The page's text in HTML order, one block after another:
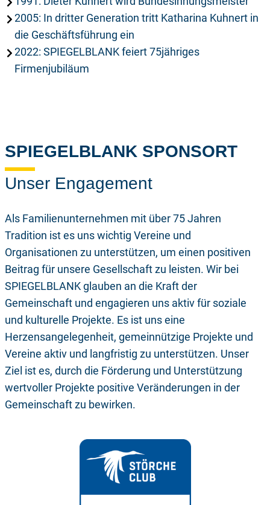
2005: In dritter Generation tritt Katharina Kuhnert in
die Geschäftsführung ein
2022: SPIEGELBLANK feiert 75jähriges
Firmenjubiläum
SPIEGELBLANK SPONSORT
Unser Engagement
Als Familienunternehmen mit über 75 Jahren
Tradition ist es uns wichtig Vereine und
Organisationen zu unterstützen, um einen positiven
Beitrag für unsere Gesellschaft zu leisten. Wir bei
SPIEGELBLANK glauben an die Kraft der
Gemeinschaft und engagieren uns aktiv für soziale
und kulturelle Projekte. Es ist uns eine
Herzensangelegenheit, gemeinnützige Projekte und
Vereine aktiv und langfristig zu unterstützen. Unser
Ziel ist es, durch die Förderung und Unterstützung
wertvoller Projekte positive Veränderungen in der
Gemeinschaft zu bewirken.